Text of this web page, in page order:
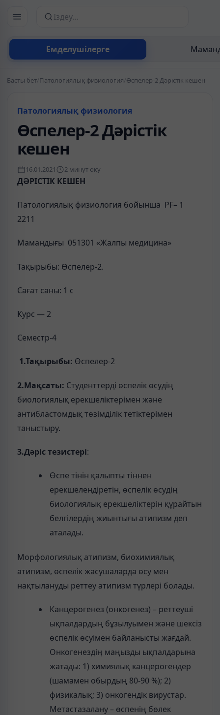
Емделушілерге
Сайттан іздеу
Басты бет/Патологиялық физиология/Өспелер-2 Дәрістік кешен
Патологиялық физиология
Өспелер-2 Дәрістік
кешен
16.01.2021 2 минут оқу
ДӘРІСТІК КЕШЕН
Патологиялық физиология бойынша PF– 1
2211
Мамандығы 051301 «Жалпы медицина»
Тақырыбы: Өспелер-2.
Сағат саны: 1 с
Курс — 2
Семестр-4
1.Тақырыбы: Өспелер-2
2.Мақсаты: Студенттерді өспелік өсудің
биологиялық ерекшеліктерімен және
антибластомдық төзімділік тетіктерімен
таныстыру.
3.Дәріс тезистері:
Өспе тінін қалыпты тіннен
ерекшелендіретін, өспелік өсудің
биологиялық ерекшеліктерін құрайтын
белгілердің жиынтығы атипизм деп
аталады.
Морфологиялық атипизм, биохимиялық
атипизм, өспелік жасушаларда өсу мен
нақтылануды реттеу атипизм түрлері болады.
Канцерогенез (онкогенез) – реттеуші
ықпалдардың бұзылуымен және шексіз
өспелік өсуімен байланысты жағдай.
Онкогенездің маңызды ықпалдарына
жатады: 1) химиялық канцерогендер
(шамамен обырдың 80-90 %); 2)
физикалық; 3) онкогендік вирустар.
Метастазалану – өспенің бөлек